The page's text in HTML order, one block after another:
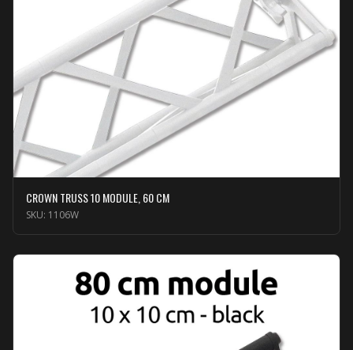
CROWN TRUSS 10 MODULE, 60 CM
SKU: 1106W